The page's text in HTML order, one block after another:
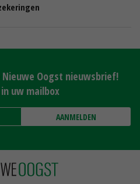
Oogst nieuwsbrief!
uw mailbox
AANMELDEN